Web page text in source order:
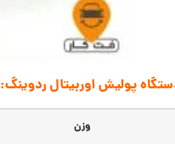
پولیش اوربیتال ردوینگ:
وزن